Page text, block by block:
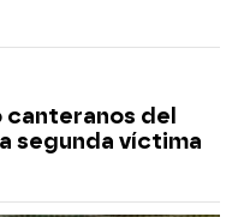
canteranos del
segunda víctima